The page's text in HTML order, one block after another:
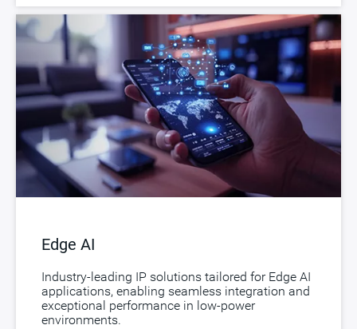
Edge AI
Industry-leading IP solutions tailored for Edge AI
applications, enabling seamless integration and
exceptional performance in low-power
environments.